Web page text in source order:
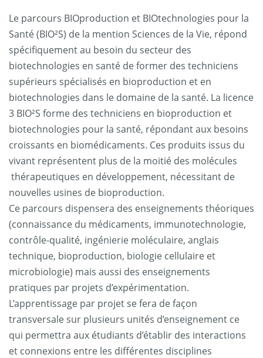
Le parcours BIOproduction et BIOtechnologies pour la
Santé (BIO²S) de la mention Sciences de la Vie, répond
spécifiquement au besoin du secteur des
biotechnologies en santé de former des techniciens
supérieurs spécialisés en bioproduction et en
biotechnologies dans le domaine de la santé. La licence
3 BIO²S forme des techniciens en bioproduction et
biotechnologies pour la santé, répondant aux besoins
croissants en biomédicaments. Ces produits issus du
vivant représentent plus de la moitié des molécules
thérapeutiques en développement, nécessitant de
nouvelles usines de bioproduction.
Ce parcours dispensera des enseignements théoriques
(connaissance du médicaments, immunotechnologie,
contrôle-qualité, ingénierie moléculaire, anglais
technique, bioproduction, biologie cellulaire et
microbiologie) mais aussi des enseignements
pratiques par projets d’expérimentation.
L’apprentissage par projet se fera de façon
transversale sur plusieurs unités d’enseignement ce
qui permettra aux étudiants d’établir des interactions
et connexions entre les différentes disciplines